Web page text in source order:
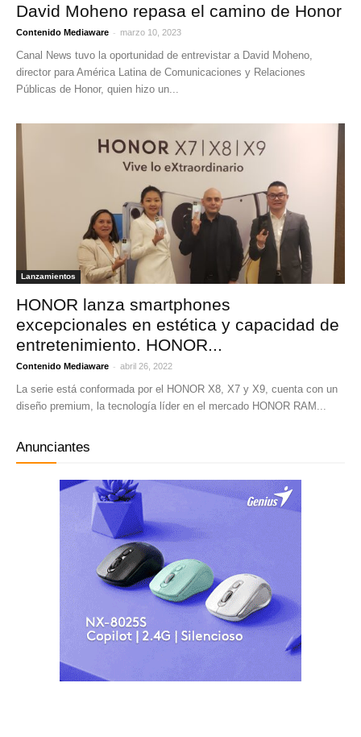
David Moheno repasa el camino de Honor
Contenido Mediaware - marzo 10, 2023
Canal News tuvo la oportunidad de entrevistar a David Moheno,
director para América Latina de Comunicaciones y Relaciones
Públicas de Honor, quien hizo un...
Lanzamientos
HONOR lanza smartphones
excepcionales en estética y capacidad de
entretenimiento. HONOR...
Contenido Mediaware - abril 26, 2022
La serie está conformada por el HONOR X8, X7 y X9, cuenta con un
diseño premium, la tecnología líder en el mercado HONOR RAM...
Anunciantes